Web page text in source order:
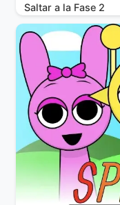
Saltar a la Fase 2